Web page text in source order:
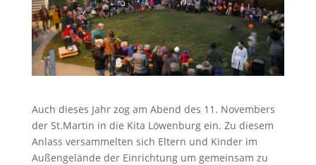
Auch dieses Jahr zog am Abend des 11. Novembers
der St.Martin in die Kita Löwenburg ein. Zu diesem
Anlass versammelten sich Eltern und Kinder im
Außengelände der Einrichtung um gemeinsam zu